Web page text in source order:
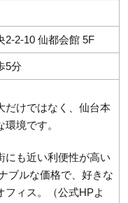
2-2-10 仙都会館 5F
5分
だけではなく、仙台本
境です。
にも近い利便性が高い
ブルな価格で、好きな
フィス。（公式HPよ